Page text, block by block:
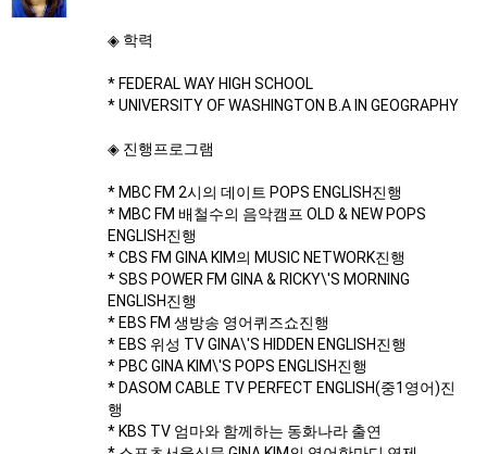
◈ 학력
* FEDERAL WAY HIGH SCHOOL
* UNIVERSITY OF WASHINGTON B.A IN GEOGRAPHY
◈ 진행프로그램
* MBC FM 2시의 데이트 POPS ENGLISH진행
* MBC FM 배철수의 음악캠프 OLD & NEW POPS
ENGLISH진행
* CBS FM GINA KIM의 MUSIC NETWORK진행
* SBS POWER FM GINA & RICKY\'S MORNING
ENGLISH진행
* EBS FM 생방송 영어퀴즈쇼진행
* EBS 위성 TV GINA\'S HIDDEN ENGLISH진행
* PBC GINA KIM\'S POPS ENGLISH진행
* DASOM CABLE TV PERFECT ENGLISH(중1영어)진
행
* KBS TV 엄마와 함께하는 동화나라 출연